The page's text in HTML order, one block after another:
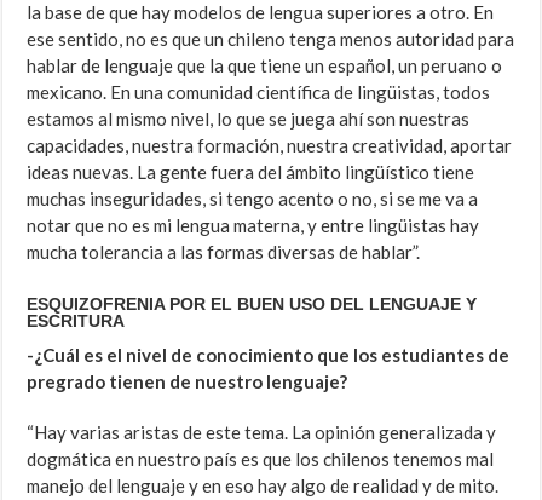
la base de que hay modelos de lengua superiores a otro. En
ese sentido, no es que un chileno tenga menos autoridad para
hablar de lenguaje que la que tiene un español, un peruano o
mexicano. En una comunidad científica de lingüistas, todos
estamos al mismo nivel, lo que se juega ahí son nuestras
capacidades, nuestra formación, nuestra creatividad, aportar
ideas nuevas. La gente fuera del ámbito lingüístico tiene
muchas inseguridades, si tengo acento o no, si se me va a
notar que no es mi lengua materna, y entre lingüistas hay
mucha tolerancia a las formas diversas de hablar”.
ESQUIZOFRENIA POR EL BUEN USO DEL LENGUAJE Y
ESCRITURA
-¿Cuál es el nivel de conocimiento que los estudiantes de
pregrado tienen de nuestro lenguaje?
“Hay varias aristas de este tema. La opinión generalizada y
dogmática en nuestro país es que los chilenos tenemos mal
manejo del lenguaje y en eso hay algo de realidad y de mito.